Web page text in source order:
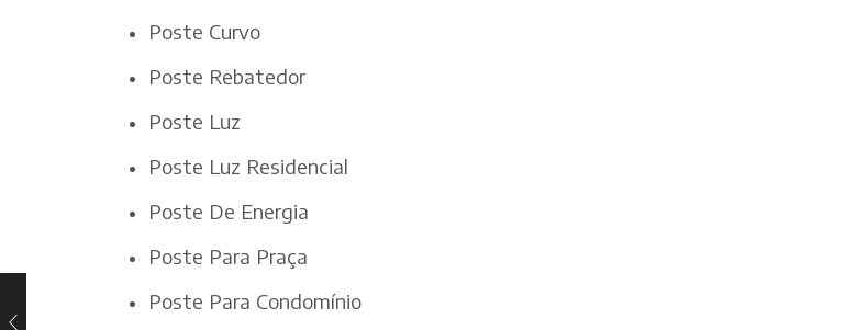
Poste Curvo
Poste Rebatedor
Poste Luz
Poste Luz Residencial
Poste De Energia
Poste Para Praça
Poste Para Condomínio